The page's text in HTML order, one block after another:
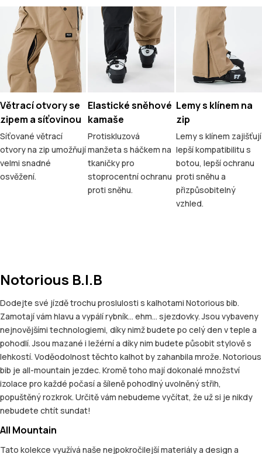
Větrací otvory se
zipem a síťovinou
Síťované větrací
otvory na zip umožňují
velmi snadné
osvěžení.
Elastické sněhové
kamaše
Protiskluzová
manžeta s háčkem na
tkaničky pro
stoprocentní ochranu
proti sněhu.
Lemy s klínem na
zip
Lemy s klínem zajišťují
lepší kompatibilitu s
botou, lepší ochranu
proti sněhu a
přizpůsobitelný
vzhled.
Notorious B.I.B
Dodejte své jízdě trochu proslulosti s kalhotami Notorious bib.
Zamotají vám hlavu a vypálí rybník… ehm… sjezdovky. Jsou vybaveny
nejnovějšími technologiemi, díky nimž budete po celý den v teple a
pohodlí. Jsou mazané i ležérní a díky nim budete působit stylově s
lehkostí. Voděodolnost těchto kalhot by zahanbila mrože. Notorious
bib je all-mountain jezdec. Kromě toho mají dokonalé množství
izolace pro každé počasí a šíleně pohodlný uvolněný střih,
popuštěný rozkrok. Určitě vám nebudeme vyčítat, že už si je nikdy
nebudete chtít sundat!
All Mountain
Tato kolekce využívá naše nejpokročilejší materiály a design a